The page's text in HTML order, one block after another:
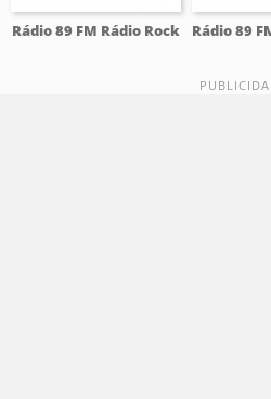
Rádio 89 FM Rádio Rock